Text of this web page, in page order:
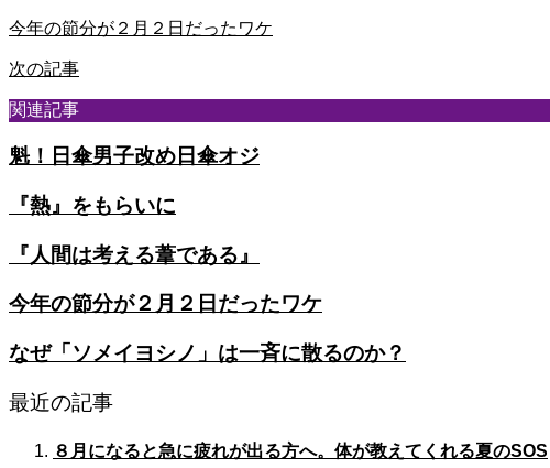
今年の節分が２月２日だったワケ
次の記事
関連記事
魁！日傘男子改め日傘オジ
『熱』をもらいに
『人間は考える葦である』
今年の節分が２月２日だったワケ
なぜ「ソメイヨシノ」は一斉に散るのか？
最近の記事
８月になると急に疲れが出る方へ。体が教えてくれる夏のSOS